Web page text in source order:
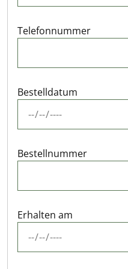
Telefonnummer
Bestelldatum
Bestellnummer
Erhalten am